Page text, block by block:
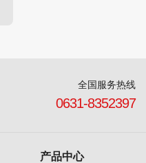
全国服务热线
0631-8352397
产品中心